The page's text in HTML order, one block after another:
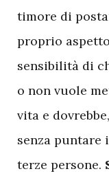
timore di
proprio
sensibilità di
o non vuole
vita e
senza
terze persone.